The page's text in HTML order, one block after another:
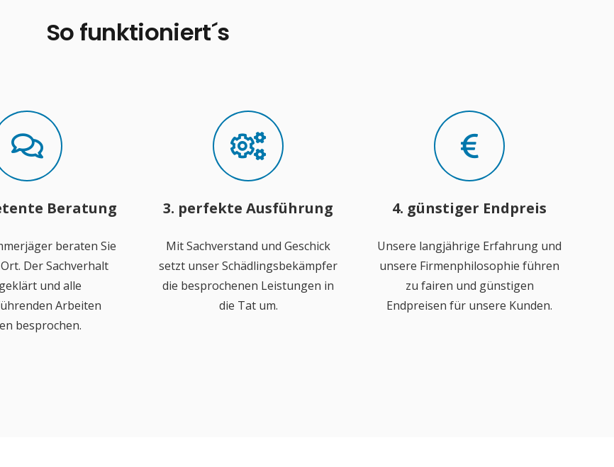
So funktioniert´s
Beratung
beraten Sie
Der Sachverhalt
und alle
Arbeiten
besprochen.
3. perfekte Ausführung
Mit Sachverstand und Geschick
setzt unser Schädlingsbekämpfer
die besprochenen Leistungen in
die Tat um.
4. günstiger Endpreis
Unsere langjährige Erfahrung und
unsere Firmenphilosophie führen
zu fairen und günstigen
Endpreisen für unsere Kunden.